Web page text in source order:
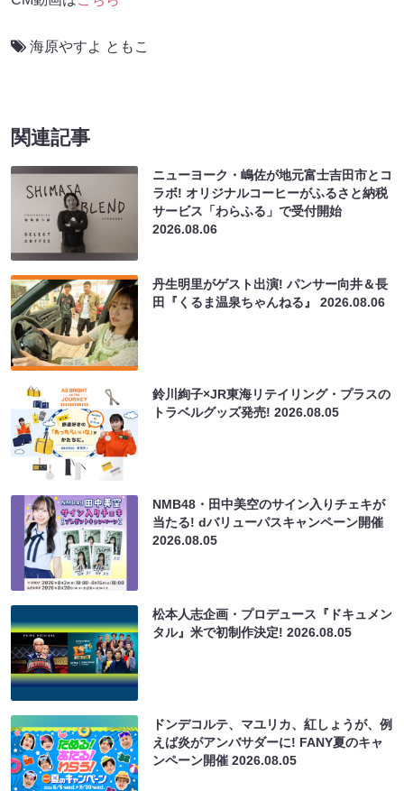
海原やすよ ともこ
関連記事
ニューヨーク・嶋佐が地元富士吉田市とコ
ラボ! オリジナルコーヒーがふるさと納税
サービス「わらふる」で受付開始
2026.08.06
丹生明里がゲスト出演! パンサー向井＆長
田『くるま温泉ちゃんねる』2026.08.06
鈴川絢子×JR東海リテイリング・プラスの
トラベルグッズ発売!2026.08.05
NMB48・田中美空のサイン入りチェキが
当たる! dバリューパスキャンペーン開催
2026.08.05
松本人志企画・プロデュース『ドキュメン
タル』米で初制作決定!2026.08.05
ドンデコルテ、マユリカ、紅しょうが、例
えば炎がアンバサダーに! FANY夏のキャ
ンペーン開催2026.08.05